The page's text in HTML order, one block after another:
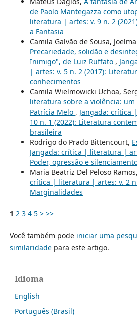
de Paolo Mantegazza como
literatura | artes: v. 9 n. 2
a Fantasia
Camila Galvão de Sousa,
Precariedade, solidão e
Inimigo", de Luiz Ruffato ,
| artes: v. 5 n. 2 (2017):
conhecimentos
Camila Wielmowicki Uchoa,
literatura sobre a violência:
Patrícia Melo , Jangada: crítica
10 n. 1 (2022): Literatura
brasileira
Rodrigo do Prado Bittencourt,
Jangada: crítica | literatura |
Poder, opressão e
Maria Beatriz Del Peloso Ramos,
crítica | literatura | artes: v. 2
Marginalidades
1 2 3 4 5 > >>
Você também pode iniciar uma
similaridadepara este artigo.
Idioma
English
Português (Brasil)